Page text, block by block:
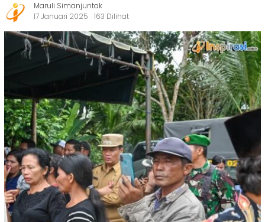
Maruli Simanjuntak
17 Januari 2025
163 Dilihat